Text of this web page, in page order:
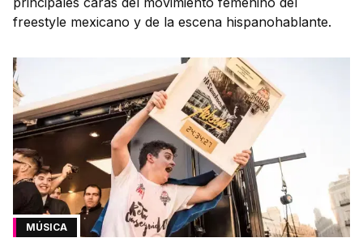
freestyle mexicano y de la escena hispanohablante.
MÚSICA